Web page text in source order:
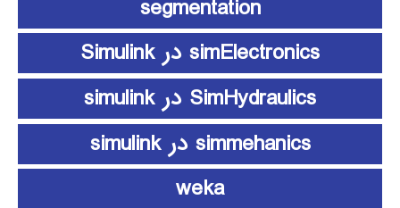
segmentation
simElectronics در Simulink
SimHydraulics در simulink
simmehanics در simulink
weka